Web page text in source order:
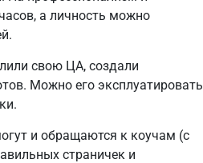
а личность можно
свою ЦА, создали
Можно его эксплуатировать
и обращаются к коучам (с
страничек и